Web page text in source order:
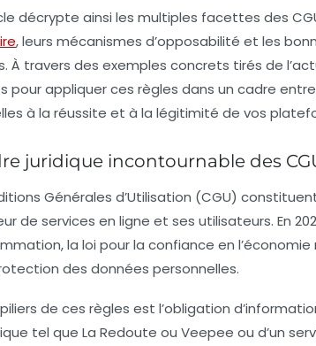
décrypte ainsi les multiples facettes des
, leurs mécanismes d’opposabilité et les
À travers des exemples concrets tirés de
pour appliquer ces règles dans un cadre
à la réussite et à la légitimité de vos
juridique incontournable des
Générales d’Utilisation (CGU)
de services en ligne et ses utilisateurs. En
la loi pour la confiance en
des données personnelles.
piliers de ces règles est l’obligation
tel que La Redoute ou Veepee ou d’un